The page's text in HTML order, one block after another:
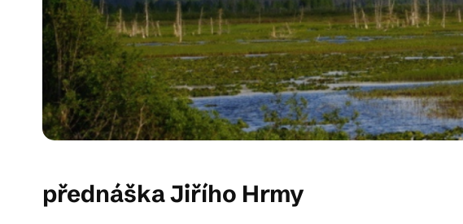
přednáška Jiřího Hrmy